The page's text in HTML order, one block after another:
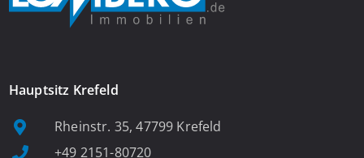
Hauptsitz Krefeld
Rheinstr. 35, 47799 Krefeld
+49 2151-80720